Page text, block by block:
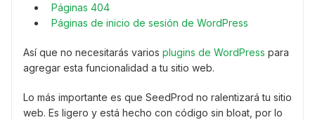
Páginas 404
Páginas de inicio de sesión de WordPress
Así que no necesitarás varios plugins de WordPress para
agregar esta funcionalidad a tu sitio web.
Lo más importante es que SeedProd no ralentizará tu sitio
web. Es ligero y está hecho con código sin bloat, por lo